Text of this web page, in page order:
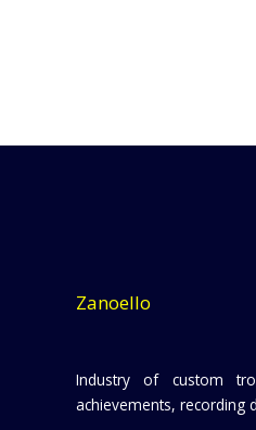
Zanoello
Industry of custom
achievements, recording